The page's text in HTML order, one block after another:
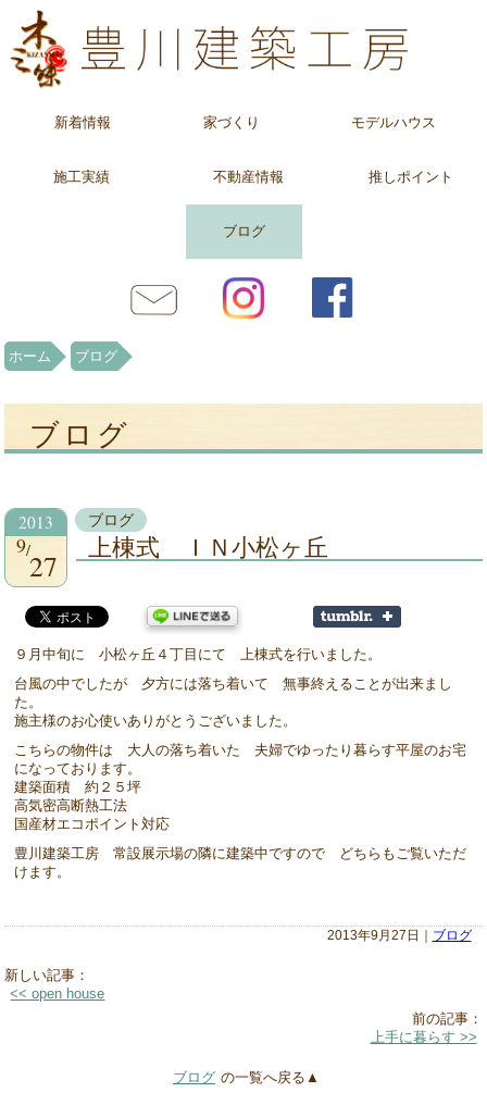
新着情報 家づくり モデルハウス
施工実績 不動産情報 推しポイント
ブログ
ホーム ブログ
ブログ
2013
9
27
ブログ
上棟式 ＩＮ小松ヶ丘
９月中旬に 小松ヶ丘４丁目にて 上棟式を行いました。
台風の中でしたが 夕方には落ち着いて 無事終えることが出来まし
た。
施主様のお心使いありがとうございました。
こちらの物件は 大人の落ち着いた 夫婦でゆったり暮らす平屋のお宅
になっております。
建築面積 約２５坪
高気密高断熱工法
国産材エコポイント対応
豊川建築工房 常設展示場の隣に建築中ですので どちらもご覧いただ
けます。
2013年9月27日｜ ブログ
新しい記事：
<< open house
前の記事：
上手に暮らす >>
ブログ の一覧へ戻る▲